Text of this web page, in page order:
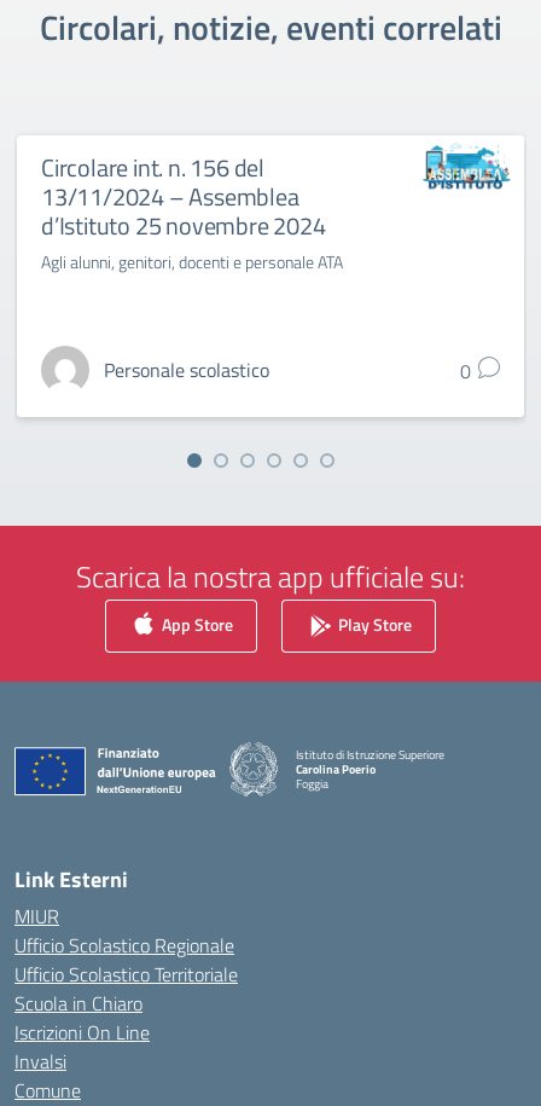
Circolari, notizie, eventi correlati
Circolare int. n. 156 del
13/11/2024 – Assemblea
d’Istituto 25 novembre 2024
Agli alunni, genitori, docenti e personale ATA
Personale scolastico 0
Scarica la nostra app ufficiale su:
App Store Play Store
Istituto di Istruzione Superiore
Carolina Poerio
Foggia
— Visita la pagina iniziale della scuola
Link Esterni
MIUR
Ufficio Scolastico Regionale
Ufficio Scolastico Territoriale
Scuola in Chiaro
Iscrizioni On Line
Invalsi
Comune